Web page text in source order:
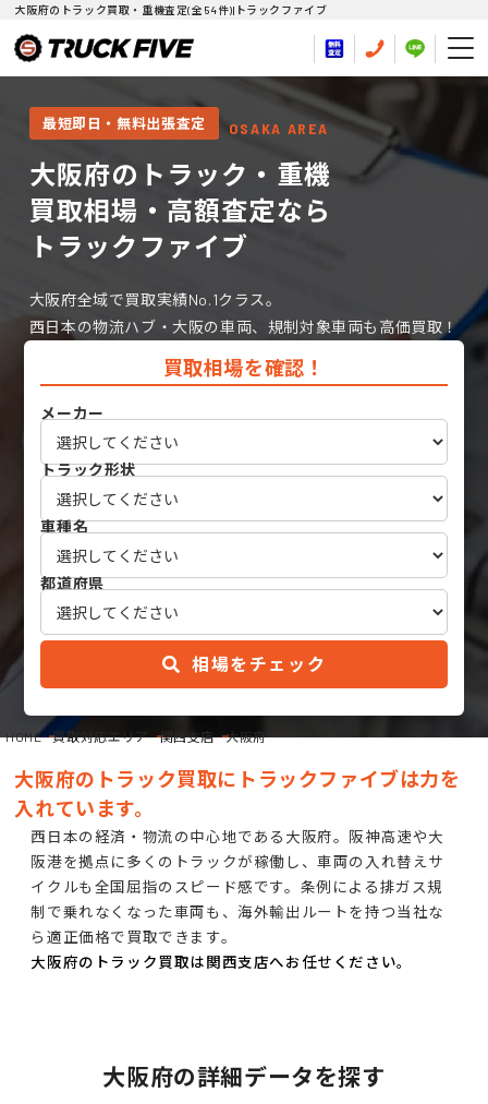
大阪府のトラック買取・重機査定(全54件)|トラックファイブ
最短即日・無料出張査定 OSAKA AREA
大阪府のトラック・重機
買取相場・高額査定なら
トラックファイブ
大阪府全域で買取実績No.1クラス。
西日本の物流ハブ・大阪の車両、規制対象車両も高価買取！
買取相場を確認！
メーカー
トラック形状
車種名
都道府県
相場をチェック
HOME 買取対応エリア 関西支店 大阪府
大阪府のトラック買取にトラックファイブは力を
入れています。
西日本の経済・物流の中心地である大阪府。阪神高速や大
阪港を拠点に多くのトラックが稼働し、車両の入れ替えサ
イクルも全国屈指のスピード感です。条例による排ガス規
制で乗れなくなった車両も、海外輸出ルートを持つ当社な
ら適正価格で買取できます。
大阪府のトラック買取は関西支店へお任せください。
大阪府の詳細データを探す